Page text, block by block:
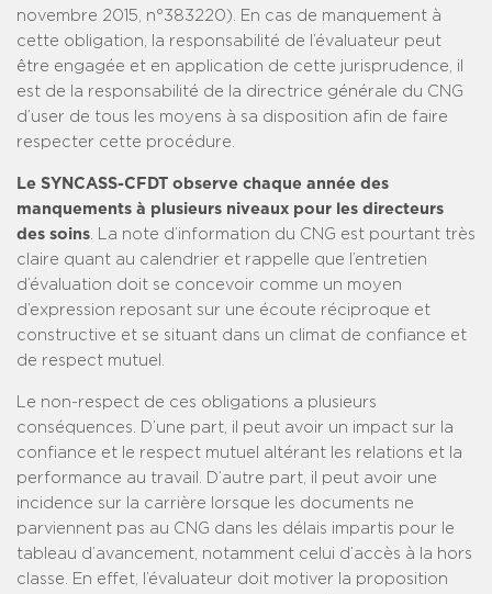
novembre 2015, n°383220). En cas de manquement à
cette obligation, la responsabilité de l’évaluateur peut
être engagée et en application de cette jurisprudence, il
est de la responsabilité de la directrice générale du CNG
d’user de tous les moyens à sa disposition afin de faire
respecter cette procédure.
Le SYNCASS-CFDT observe chaque année des
manquements à plusieurs niveaux pour les directeurs
des soins . La note d’information du CNG est pourtant très
claire quant au calendrier et rappelle que l’entretien
d’évaluation doit se concevoir comme un moyen
d’expression reposant sur une écoute réciproque et
constructive et se situant dans un climat de confiance et
de respect mutuel.
Le non-respect de ces obligations a plusieurs
conséquences. D’une part, il peut avoir un impact sur la
confiance et le respect mutuel altérant les relations et la
performance au travail. D’autre part, il peut avoir une
incidence sur la carrière lorsque les documents ne
parviennent pas au CNG dans les délais impartis pour le
tableau d’avancement, notamment celui d’accès à la hors
classe. En effet, l’évaluateur doit motiver la proposition